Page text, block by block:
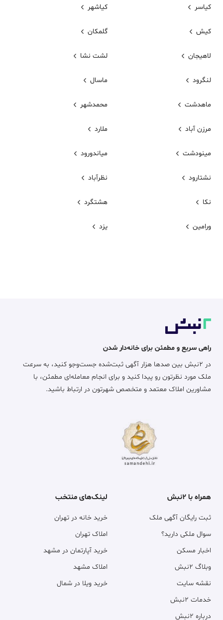
کیاسر کیاشهر
کیش گلمکان
لاهیجان لشت نشا
لنگرود ماسال
ماهدشت محمدشهر
مرزن آباد ملارد
مينودشت میاندورود
نشتارود نظرآباد
نکا هشتگرد
ورامین یزد
راهی سریع و مطمئن برای خانه‌دار شدن
در ۲نبش بین صدها هزار آگهی ثبت‌شده جست‌وجو کنید، به سرعت
ملک مورد نظرتون رو پیدا کنید و برای انجام معامله‌ای مطمئن، با
مشاورین املاک معتمد و متخصص شهرتون در ارتباط باشید.
همراه با ۲نبش
ثبت رایگان آگهی ملک
سوال ملکی دارید؟
اخبار مسکن
وبلاگ ۲نبش
نقشه سایت
خدمات ۲نبش
درباره ۲نبش
لینک‌های منتخب
خرید خانه در تهران
املاک تهران
خرید آپارتمان در مشهد
املاک مشهد
خرید ویلا در شمال